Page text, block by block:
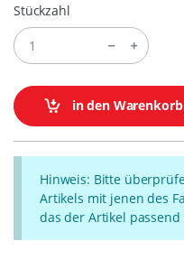
Stückzahl
in den Warenkorb
Hinweis: Bitte
Artikels mit jenen des
das der Artikel passend